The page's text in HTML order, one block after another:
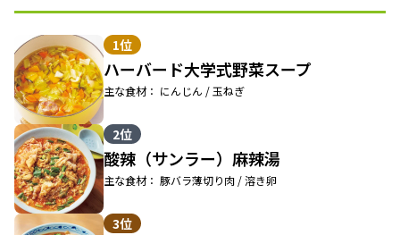
1位
ハーバード大学式野菜スープ
主な食材： にんじん / 玉ねぎ
2位
酸辣（サンラー）麻辣湯
主な食材： 豚バラ薄切り肉 / 溶き卵
3位